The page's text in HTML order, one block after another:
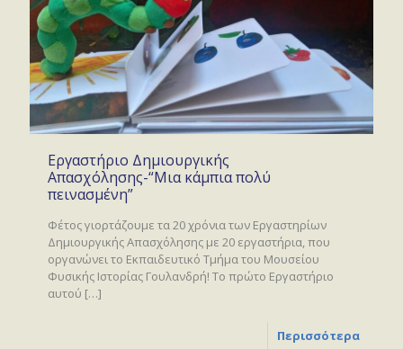
Εργαστήριο Δημιουργικής
Απασχόλησης-“Μια κάμπια πολύ
πεινασμένη”
Φέτος γιορτάζουμε τα 20 χρόνια των Εργαστηρίων
Δημιουργικής Απασχόλησης με 20 εργαστήρια, που
οργανώνει το Εκπαιδευτικό Τμήμα του Μουσείου
Φυσικής Ιστορίας Γουλανδρή! Το πρώτο Εργαστήριο
αυτού […]
Περισσότερα